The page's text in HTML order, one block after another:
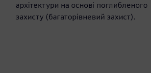
архітектури на основі поглибленого
захисту (багаторівневий захист).